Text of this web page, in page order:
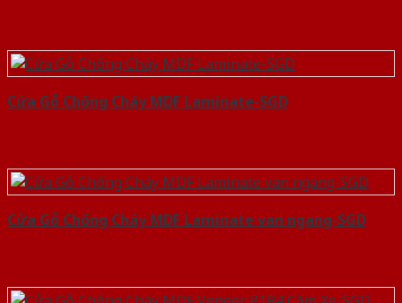
Cửa Gỗ Chống Cháy MDF Laminate-SGD
Cửa Gỗ Chống Cháy MDF Laminate van ngang-SGD